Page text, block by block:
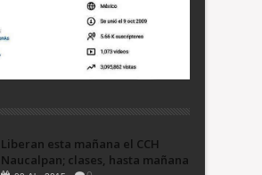
Liberan esta mañana el CCH
Naucalpan; clases, hasta mañana